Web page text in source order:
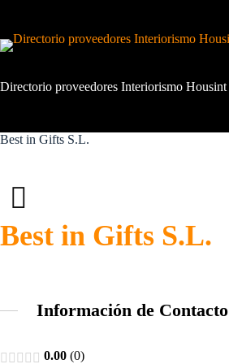
contenido
Directorio proveedores Interiorismo Housint
Best in Gifts S.L.
Best in Gifts S.L.
Información de Contacto
0.00 0